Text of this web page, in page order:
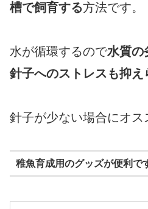
槽で飼育する方法です。
水が循環するので水質の
針子へのストレスも抑え
針子が少ない場合にオス
稚魚育成用のグッズが便利で